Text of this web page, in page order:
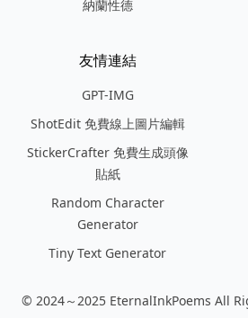
納蘭性德
友情連結
GPT-IMG
ShotEdit 免費線上圖片編輯
StickerCrafter 免費生成頭像
貼紙
Random Character
Generator
Tiny Text Generator
© 2024～2025 EternalInkPoems All